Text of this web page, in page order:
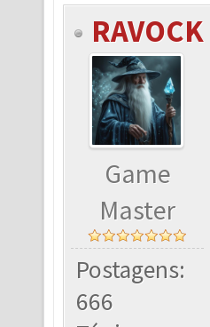
RAVOCK
Game
Master
Postagens:
666